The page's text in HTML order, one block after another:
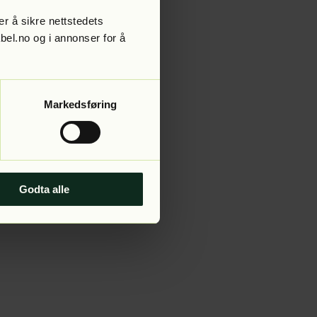
å sikre nettstedets
og i annonser for å
Markedsføring
Godta alle